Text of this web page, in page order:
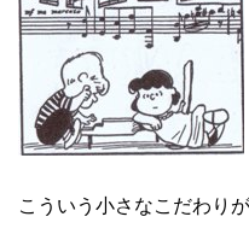
こういう小さなこだわり